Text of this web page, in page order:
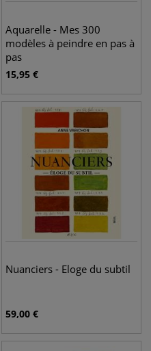
Aquarelle - Mes 300
modèles à peindre en pas à
pas
15,95 €
Nuanciers - Eloge du subtil
59,00 €